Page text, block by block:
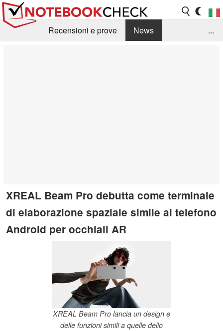
Recensioni e prove
News
...
XREAL Beam Pro debutta come terminale
di elaborazione spaziale simile al telefono
Android per occhiali AR
XREAL Beam Pro lancia un design e
delle funzioni simili a quelle dello